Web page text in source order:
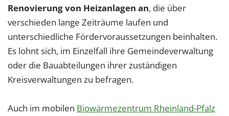
Renovierung von Heizanlagen an, die über
verschieden lange Zeiträume laufen und
unterschiedliche Fördervoraussetzungen beinhalten.
Es lohnt sich, im Einzelfall ihre Gemeindeverwaltung
oder die Bauabteilungen ihrer zuständigen
Kreisverwaltungen zu befragen.
Auch im mobilen Biowärmezentrum Rheinland-Pfalz
Dieser Cookie speichert die ausgewählten
Einverständnis-Optionen des Benutzers
1 Jahr
Um Inhalte von Videoplattformen und Social Media